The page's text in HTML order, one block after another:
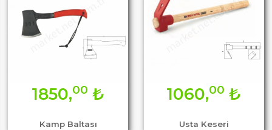
Kamp Baltası
1850,00 ₺
Usta Keseri
1060,00 ₺